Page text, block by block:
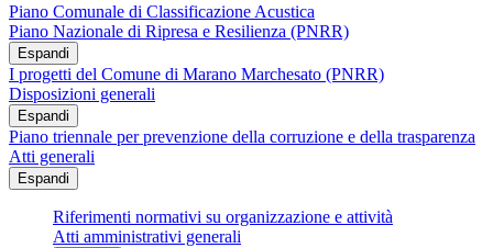
Piano Comunale di Classificazione Acustica
Piano Nazionale di Ripresa e Resilienza (PNRR)
Espandi
I progetti del Comune di Marano Marchesato (PNRR)
Disposizioni generali
Espandi
Piano triennale per prevenzione della corruzione e della trasparenza
Atti generali
Espandi
Riferimenti normativi su organizzazione e attività
Atti amministrativi generali